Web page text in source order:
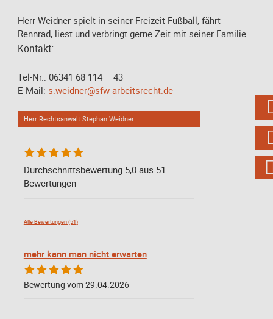
Herr Weidner spielt in seiner Freizeit Fußball, fährt
Rennrad, liest und verbringt gerne Zeit mit seiner Familie.
Kontakt:
Tel-Nr.: 06341 68 114 – 43
E-Mail: s.weidner@sfw-arbeitsrecht.de
Herr Rechtsanwalt Stephan Weidner
Durchschnittsbewertung 5,0 aus 51
Bewertungen
Alle Bewertungen (51)
mehr kann man nicht erwarten
Bewertung vom 29.04.2026